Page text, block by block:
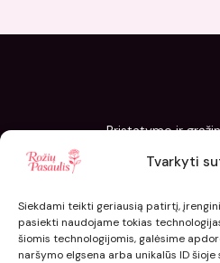
Tvarkyti
Siekdami teikti geriausią patirtį,
pasiekti naudojame tokias
šiomis technologijomis, galėsime
naršymo elgsena arba unikalūs ID
Pristatymo ir
Slapukų